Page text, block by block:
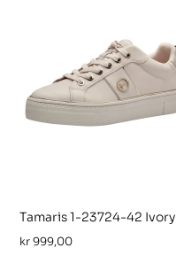
Tamaris 1-23724-42 Ivory
kr999,00